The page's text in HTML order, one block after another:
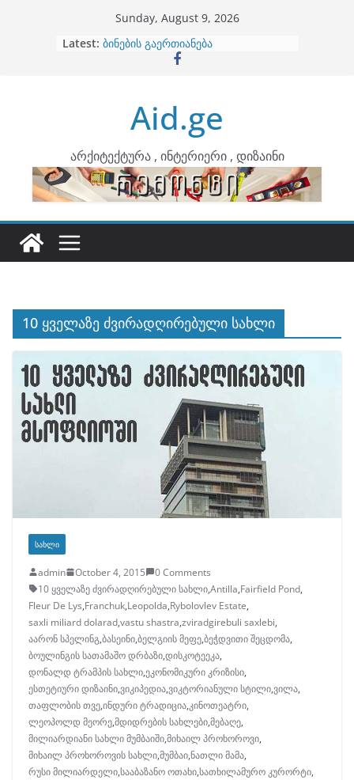
Sunday, August 9, 2026
Latest: ბინების გაერთიანება
კონტრასტები ინტერიერში
ინტერიერის დიზიანი
არტემიდი წარმოგიდგენთ
Aid.ge
არქიტექტურა , ინტერიერი , დიზაინი
10 ყველაზე ძვირადღირებული სახლი
ᲡᲐᲮᲚᲘ
admin October 4, 2015
0 Comments
10 ყველაზე ძვირადღირებული სახლი,Antilla,Fairfield Pond,
Fleur De Lys,Franchuk,Leopolda,Rybolovlev Estate,
saxli miliard dolarad,vastu shastra,zviradgirebuli saxlebi,
აარონ სპელინგ,ბასეინი,ბელგიის მეფე,ბეჭდვითი შეცდომა,
ბოულინგის სათამაშო დრბაზი,დისკოტეეკა,
დონალდ ტრამპის სახლი,ეკონომიკური კრიზისი,
ესთეტიური დიზაინი,ვიკიპედია,ვიკტორიანული სტილი,ვილა,
თაფლობის თვე,ინდური ტრადიცია,კინოთეატრი,
ლეოპოლდ მეორე,მდიდრების სახლები,მებაღე,
მილიარდიანი სახლი მუმბაიში,მიხაილ პროხოროვი,
მიხაილ პროხოროვის სახლი,მუმბაი,ნათლი მამა,
რუსი მილიარდელი,სააბაზანო ოთახი,სათხილამურო კურორტი,